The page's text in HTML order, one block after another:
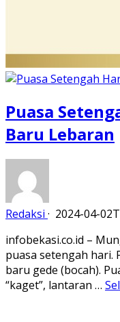
Puasa
Baru Lebaran
Redaksi · 2024-04-
infobekasi.co.id –
puasa setengah hari.
baru gede (bocah).
“kaget”, lantaran …